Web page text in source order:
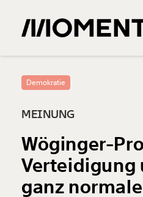
0Treffer
Demokratie
MEINUNG
Wöginger-
Verteidigung
ganz